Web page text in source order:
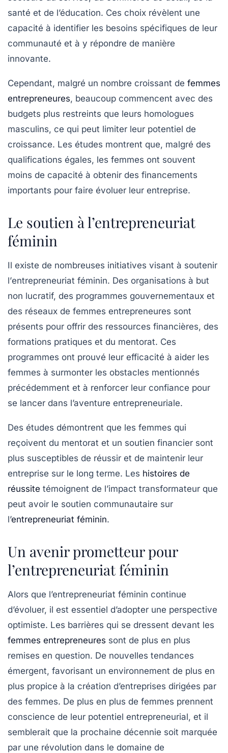
santé et de l’éducation. Ces choix révèlent une
capacité à identifier les besoins spécifiques de leur
communauté et à y répondre de manière
innovante.
Cependant, malgré un nombre croissant de femmes
entrepreneures, beaucoup commencent avec des
budgets plus restreints que leurs homologues
masculins, ce qui peut limiter leur potentiel de
croissance. Les études montrent que, malgré des
qualifications égales, les femmes ont souvent
moins de capacité à obtenir des financements
importants pour faire évoluer leur entreprise.
Le soutien à l’entrepreneuriat
féminin
Il existe de nombreuses initiatives visant à soutenir
l’entrepreneuriat féminin. Des organisations à but
non lucratif, des programmes gouvernementaux et
des réseaux de femmes entrepreneures sont
présents pour offrir des ressources financières, des
formations pratiques et du mentorat. Ces
programmes ont prouvé leur efficacité à aider les
femmes à surmonter les obstacles mentionnés
précédemment et à renforcer leur confiance pour
se lancer dans l’aventure entrepreneuriale.
Des études démontrent que les femmes qui
reçoivent du mentorat et un soutien financier sont
plus susceptibles de réussir et de maintenir leur
entreprise sur le long terme. Les histoires de
réussite témoignent de l’impact transformateur que
peut avoir le soutien communautaire sur
l’entrepreneuriat féminin.
Un avenir prometteur pour
l’entrepreneuriat féminin
Alors que l’entrepreneuriat féminin continue
d’évoluer, il est essentiel d’adopter une perspective
optimiste. Les barrières qui se dressent devant les
femmes entrepreneures sont de plus en plus
remises en question. De nouvelles tendances
émergent, favorisant un environnement de plus en
plus propice à la création d’entreprises dirigées par
des femmes. De plus en plus de femmes prennent
conscience de leur potentiel entrepreneurial, et il
semblerait que la prochaine décennie soit marquée
par une révolution dans le domaine de